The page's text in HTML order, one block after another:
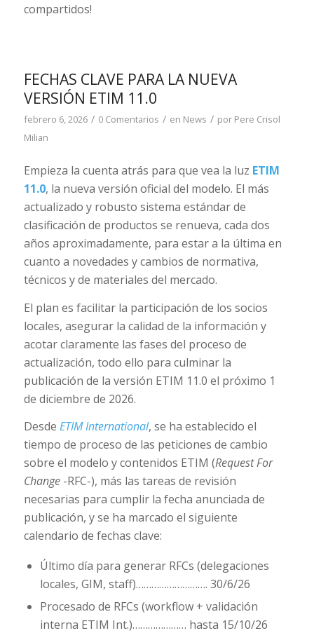
compartidos!
FECHAS CLAVE PARA LA NUEVA
VERSIÓN ETIM 11.0
febrero 6, 2026 / 0 Comentarios / en News / por Pere Crisol
Milian
Empieza la cuenta atrás para que vea la luz ETIM
11.0, la nueva versión oficial del modelo. El más
actualizado y robusto sistema estándar de
clasificación de productos se renueva, cada dos
años aproximadamente, para estar a la última en
cuanto a novedades y cambios de normativa,
técnicos y de materiales del mercado.
El plan es facilitar la participación de los socios
locales, asegurar la calidad de la información y
acotar claramente las fases del proceso de
actualización, todo ello para culminar la
publicación de la versión ETIM 11.0 el próximo 1
de diciembre de 2026.
Desde ETIM International, se ha establecido el
tiempo de proceso de las peticiones de cambio
sobre el modelo y contenidos ETIM (Request For
Change-RFC-), más las tareas de revisión
necesarias para cumplir la fecha anunciada de
publicación, y se ha marcado el siguiente
calendario de fechas clave:
Último día para generar RFCs (delegaciones
locales, GIM, staff)………………………. 30/6/26
Procesado de RFCs (workflow + validación
interna ETIM Int.)………………… hasta 15/10/26